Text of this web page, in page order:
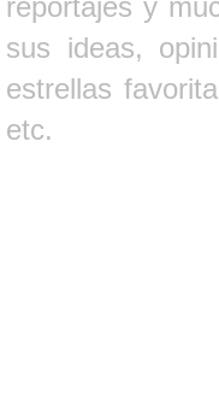
sus ideas,
estrellas
etc.